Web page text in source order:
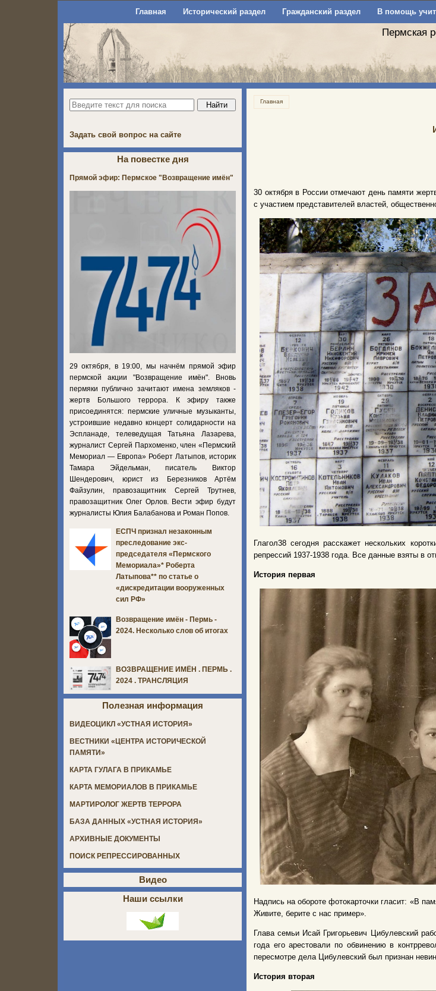
Главная Исторический раздел Гражданский раздел В помощь
Пермская
Главная
30 октября в России отмечают день памяти
с участием представителей властей,
Глагол38 сегодня расскажет нескольких
репрессий 1937-1938 года. Все данные взяты в
История первая
Надпись на обороте фотокарточки гласит: «В
Живите, берите с нас пример».
Глава семьи Исай Григорьевич Цибулевский
года его арестовали по обвинению в
пересмотре дела Цибулевский был признан
История вторая
Задать свой вопрос на сайте
На повестке дня
Прямой эфир: Пермское "Возвращение имён"
29 октября, в 19:00, мы начнём прямой эфир
пермской акции "Возвращение имён". Вновь
пермяки публично зачитают имена земляков -
жертв Большого террора. К эфиру также
присоединятся: пермские уличные музыканты,
устроившие недавно концерт солидарности на
Эспланаде, телеведущая Татьяна Лазарева,
журналист Сергей Пархоменко, член «Пермский
Мемориал — Европа» Роберт Латыпов, историк
Тамара Эйдельман, писатель Виктор
Шендерович, юрист из Березников Артём
Файзулин, правозащитник Сергей Трутнев,
правозащитник Олег Орлов. Вести эфир будут
журналисты Юлия Балабанова и Роман Попов.
ЕСПЧ признал незаконным
преследование экс-
председателя «Пермского
Мемориала»* Роберта
Латыпова** по статье о
«дискредитации вооруженных
сил РФ»
Возвращение имён - Пермь -
2024. Несколько слов об итогах
ВОЗВРАЩЕНИЕ ИМЁН . ПЕРМЬ .
2024 . ТРАНСЛЯЦИЯ
Полезная информация
ВИДЕОЦИКЛ «УСТНАЯ ИСТОРИЯ»
ВЕСТНИКИ «ЦЕНТРА ИСТОРИЧЕСКОЙ
ПАМЯТИ»
КАРТА ГУЛАГА В ПРИКАМЬЕ
КАРТА МЕМОРИАЛОВ В ПРИКАМЬЕ
МАРТИРОЛОГ ЖЕРТВ ТЕРРОРА
БАЗА ДАННЫХ «УСТНАЯ ИСТОРИЯ»
АРХИВНЫЕ ДОКУМЕНТЫ
ПОИСК РЕПРЕССИРОВАННЫХ
Видео
Наши ссылки